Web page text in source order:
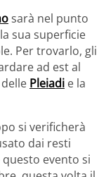
sarà nel punto
sua superficie
Per trovarlo, gli
ad est al
Pleiadi e la
si verificherà
dai resti
evento si